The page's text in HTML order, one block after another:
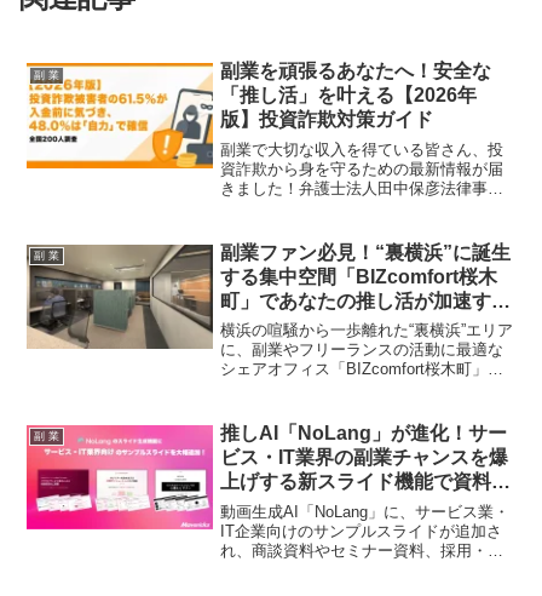
副 業
副業を頑張るあなたへ！安全な
「推し活」を叶える【2026年
版】投資詐欺対策ガイド
副業で大切な収入を得ている皆さん、投
資詐欺から身を守るための最新情報が届
きました！弁護士法人田中保彦法律事務
が判明。自力で気づくためのヒントや、
怪しい勧誘のサインを知って、安心して
副業ライフを楽しみましょう。
副 業
副業ファン必見！“裏横浜”に誕生
する集中空間「BIZcomfort桜木
町」であなたの推し活が加速す
る！
横浜の喧騒から一歩離れた“裏横浜”エリア
に、副業やフリーランスの活動に最適な
シェアオフィス「BIZcomfort桜木町」が
軟な利用プランで、あなたの「推し活」
を強力にサポートします。
副 業
推しAI「NoLang」が進化！サー
ビス・IT業界の副業チャンスを爆
上げする新スライド機能で資料作
成が超時短！
動画生成AI「NoLang」に、サービス業・
IT企業向けのサンプルスライドが追加さ
れ、商談資料やセミナー資料、採用・研